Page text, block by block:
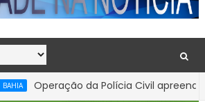
Operação da Polícia Civil apreende R$